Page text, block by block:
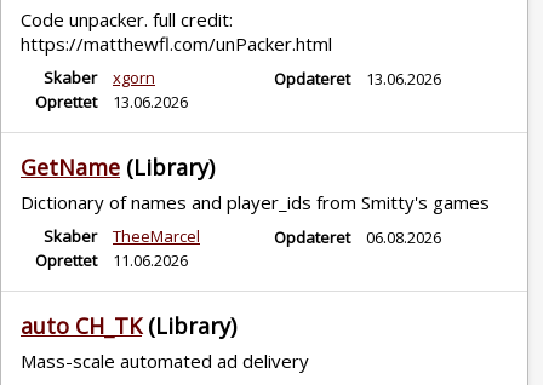
Code unpacker. full credit:
https://matthewfl.com/unPacker.html
Skaber
xgorn
Oprettet
13.06.2026
Opdateret 13.06.2026
GetName (Library)
Dictionary of names and player_ids from Smitty's games
Skaber
TheeMarcel
Oprettet
11.06.2026
Opdateret 06.08.2026
auto CH_TK (Library)
Mass-scale automated ad delivery